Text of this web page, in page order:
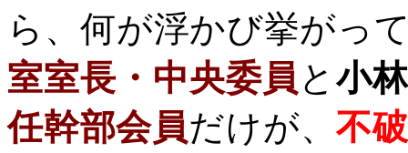
ら、何が浮かび挙がっ
室室長・中央委員 と小
任幹部会員だけが、不